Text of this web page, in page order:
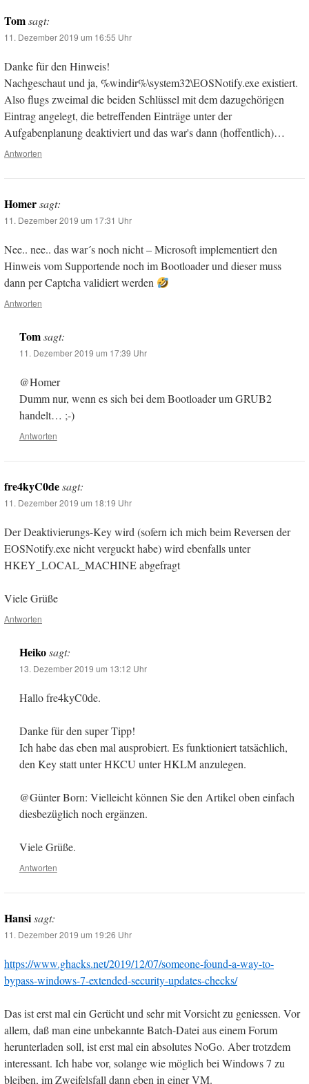
Tomsagt:
11. Dezember 2019 um 16:55 Uhr
Danke für den Hinweis!
Nachgeschaut und ja, %windir%\system32\EOSNotify.exe existiert.
Also flugs zweimal die beiden Schlüssel mit dem dazugehörigen
Eintrag angelegt, die betreffenden Einträge unter der
Aufgabenplanung deaktiviert und das war's dann (hoffentlich)…
Antworten
Homersagt:
11. Dezember 2019 um 17:31 Uhr
Nee.. nee.. das war´s noch nicht – Microsoft implementiert den
Hinweis vom Supportende noch im Bootloader und dieser muss
dann per Captcha validiert werden
Antworten
Tom sagt:
11. Dezember 2019 um 17:39 Uhr
@Homer
Dumm nur, wenn es sich bei dem Bootloader um GRUB2
handelt… ;-)
Antworten
fre4kyC0desagt:
11. Dezember 2019 um 18:19 Uhr
Der Deaktivierungs-Key wird (sofern ich mich beim Reversen der
EOSNotify.exe nicht verguckt habe) wird ebenfalls unter
HKEY_LOCAL_MACHINE abgefragt
Viele Grüße
Antworten
Heiko sagt:
13. Dezember 2019 um 13:12 Uhr
Hallo fre4kyC0de.
Danke für den super Tipp!
Ich habe das eben mal ausprobiert. Es funktioniert tatsächlich,
den Key statt unter HKCU unter HKLM anzulegen.
@Günter Born: Vielleicht können Sie den Artikel oben einfach
diesbezüglich noch ergänzen.
Viele Grüße.
Antworten
Hansisagt:
11. Dezember 2019 um 19:26 Uhr
https://www.ghacks.net/2019/12/07/someone-found-a-way-to-
bypass-windows-7-extended-security-updates-checks/
Das ist erst mal ein Gerücht und sehr mit Vorsicht zu geniessen. Vor
allem, daß man eine unbekannte Batch-Datei aus einem Forum
herunterladen soll, ist erst mal ein absolutes NoGo. Aber trotzdem
interessant. Ich habe vor, solange wie möglich bei Windows 7 zu
bleiben, im Zweifelsfall dann eben in einer VM.